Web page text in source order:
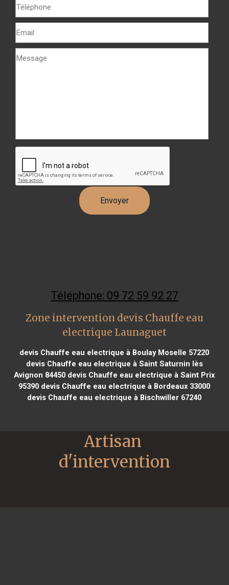
Téléphone: 09 72 59 92 27
Zone intervention devis Chauffe eau
electrique Launaguet
devis Chauffe eau electrique à Boulay Moselle 57220
devis Chauffe eau electrique à Saint Saturnin lès
Avignon 84450 devis Chauffe eau electrique à Saint Prix
95390 devis Chauffe eau electrique à Bordeaux 33000
devis Chauffe eau electrique à Bischwiller 67240
Artisan
d'intervention